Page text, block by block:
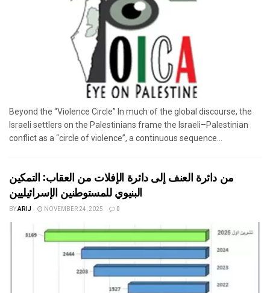
Beyond the “Violence Circle” In much of the global discourse, the
Israeli settlers on the Palestinians frame the Israeli–Palestinian
conflict as a “circle of violence”, a continuous sequence...
من دائرة العنف إلى دائرة الإفلات من العقاب: التمكين
البنيوي للمستوطنين الإسرائيليين
BYARIJ NOVEMBER 24, 2025 0